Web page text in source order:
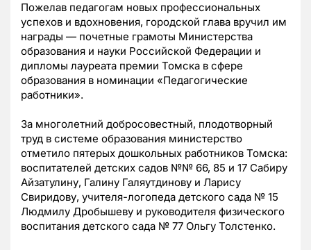
Пожелав педагогам новых профессиональных
успехов и вдохновения, городской глава вручил им
награды — почетные грамоты Министерства
образования и науки Российской Федерации и
дипломы лауреата премии Томска в сфере
образования в номинации «Педагогические
работники».
За многолетний добросовестный, плодотворный
труд в системе образования министерство
отметило пятерых дошкольных работников Томска:
воспитателей детских садов №№ 66, 85 и 17 Сабиру
Айзатулину, Галину Галяутдинову и Ларису
Свиридову, учителя-логопеда детского сада № 15
Людмилу Дробышеву и руководителя физического
воспитания детского сада № 77 Ольгу Толстенко.